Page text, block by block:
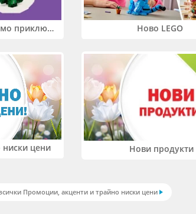
Два свята. Едно голямо приключение. Купи 2 продукта LEGO® Friends и/или LEGO® Minecraft и вземи -27% Ново LEGO
ниски цени Нови продукти
Промоции, акценти и трайно ниски цени